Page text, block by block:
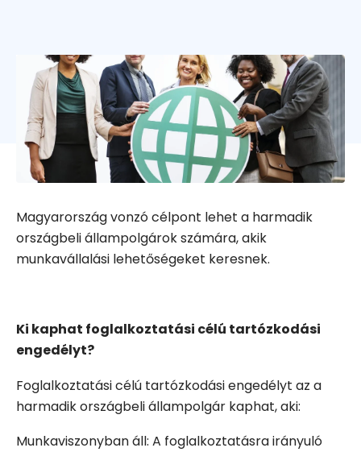
Magyarország vonzó célpont lehet a harmadik
országbeli állampolgárok számára, akik
munkavállalási lehetőségeket keresnek.
Ki kaphat foglalkoztatási célú tartózkodási
engedélyt?
Foglalkoztatási célú tartózkodási engedélyt az a
harmadik országbeli állampolgár kaphat, aki:
Munkaviszonyban áll: A foglalkoztatásra irányuló